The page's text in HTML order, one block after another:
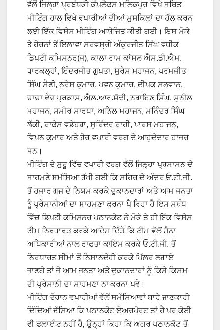
ਵੱਲੋਂ ਜਿਲ੍ਹਾ ਪ੍ਰਬੰਧਕੀ ਕੰਪਲੈਕਸ ਮਲਿਕਪੁਰ ਵਿਖੇ ਸਥਿਤ
ਮੀਟਿੰਗ ਹਾਲ ਵਿਖੇ ਵਪਾਰੀਆਂ ਦੀਆਂ ਮੁਸਕਿਲਾਂ ਦਾ ਹੱਲ ਕਰਨ
ਲਈ ਇੱਕ ਵਿਸੇਸ ਮੀਟਿੰਗ ਆਯੋਜਿਤ ਕੀਤੀ ਗਈ। ਇਸ ਮੋਕੇ
ਤੇ ਹੋਰਨਾਂ ਤੋਂ ਇਲਾਵਾ ਸਰਵਸ੍ਰੀ ਅੰਕੁਰਜੀਤ ਸਿੰਘ ਵਧੀਕ
ਡਿਪਟੀ ਕਮਿਸਨਰ(ਜ), ਕਾਲਾ ਰਾਮ ਕਾਂਸਲ ਐਸ.ਡੀ.ਐਮ.
ਧਾਰਕਲ੍ਹਾਂ, ਇੰਦਰਜੀਤ ਗੁਪਤਾ, ਸੁਰੇਸ ਮਹਾਜਨ, ਪਰਮਜੀਤ
ਸਿੰਘ ਸੈਣੀ, ਨਰੇਸ ਕੁਮਾਰ, ਪਵਨ ਕੁਮਾਰ, ਦੀਪਕ ਸਲਵਾਨ,
ਚਾਚਾ ਵੇਦ ਪ੍ਰਕਾਸ, ਐਲ.ਆਰ.ਸੋਢੀ, ਨਰਾਇਣ ਸਿੰਘ, ਸੁਨੀਲ
ਮਹਾਜਨ, ਸਮੀਰ ਸਾਰਧਾ, ਅਨਿਲ ਮਹਾਜਨ, ਮਨਿੰਦਰ ਸਿੰਘ
ਲੱਕੀ, ਰਾਕੇਸ ਵਡੇਹਰਾ, ਸੁਰਿੰਦਰ ਰਾਹੀ, ਪਾਰਸ ਮਹਾਜਨ,
ਵਿਪਨ ਕੁਮਾਰ ਅਤੇ ਹੋਰ ਵਪਾਰੀ ਵਰਗ ਦੇ ਆਹੁਦੇਦਾਰ ਹਾਜਰ
ਸਨ।
ਮੀਟਿੰਗ ਦੇ ਸੁਰੂ ਵਿੱਚ ਵਪਾਰੀ ਵਰਗ ਵੱਲੋਂ ਜਿਲ੍ਹਾ ਪ੍ਰਸਾਸਨ ਦੇ
ਸਾਹਮਣੇ ਸਮੱਸਿਆ ਰੱਖੀ ਗਈ ਕਿ ਸਹਿਰ ਦੇ ਅੰਦਰ ਓ.ਟੀ.ਜੀ.
ਤੋਂ ਹਜਾਰ ਗਜ ਦੇ ਨਿਯਮ ਕਰਕੇ ਦੁਕਾਨਦਾਰਾਂ ਅਤੇ ਆਮ ਜਨਤਾ
ਨੂੰ ਪ੍ਰੇਸਾਨੀਆਂ ਦਾ ਸਾਹਮਣਾ ਕਰਨਾ ਪੈ ਰਿਹਾ ਹੈ ਇਸ ਸਬੰਧ
ਵਿੱਚ ਡਿਪਟੀ ਕਮਿਸਨਰ ਪਠਾਨਕੋਟ ਨੇ ਮੋਕੇ ਤੇ ਹੀ ਇੱਕ ਵਿਸੇਸ
ਟੀਮ ਨਿਰਧਾਰਤ ਕਰਕੇ ਆਦੇਸ ਦਿੱਤੇ ਕਿ ਟੀਮ ਵੱਲੋਂ ਸੈਨਾ
ਅਧਿਕਾਰੀਆਂ ਨਾਲ ਰਾਫਤਾ ਕਾਇਮ ਕਰਕੇ ਓ.ਟੀ.ਜੀ. ਤੋਂ
ਨਿਰਧਾਰਤ ਸੀਮਾਂ ਤੋਂ ਨਿਸਾਨਦੇਹੀ ਕਰਕੇ ਪਿੱਲਰ ਲਗਾਏ
ਜਾਣਗੇ ਤਾਂ ਜੋ ਆਮ ਜਨਤਾ ਅਤੇ ਦੁਕਾਨਦਾਰਾਂ ਨੂੰ ਕਿਸੇ ਕਿਸਮ
ਦੀ ਪ੍ਰੇਸਾਨੀ ਦਾ ਸਾਹਮਣਾ ਨਾ ਕਰਨਾ ਪਵੇ।
ਮੀਟਿੰਗ ਦੋਰਾਨ ਵਪਾਰੀਆਂ ਵੱਲੋਂ ਸਮੱਸਿਆਵਾਂ ਬਾਰੇ ਜਾਣਕਾਰੀ
ਦਿੰਦਿਆਂ ਦੱਸਿਆ ਕਿ ਪਠਾਨਕੋਟ ਏਅਰਪੋਰਟ ਤਾਂ ਹੈ ਪਰ ਕੋਈ
ਵੀ ਫਲਾਈਟ ਨਹੀਂ ਹੈ, ਉਨ੍ਹਾਂ ਕਿਹਾ ਕਿ ਅਗਰ ਪਠਾਨਕੋਟ ਤੋਂ